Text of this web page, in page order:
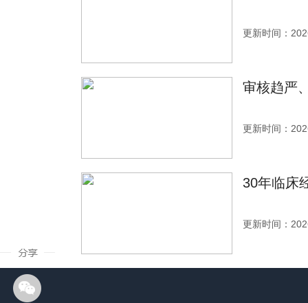
更新时间：
审核趋严
更新时间：
30年临床
更新时间：